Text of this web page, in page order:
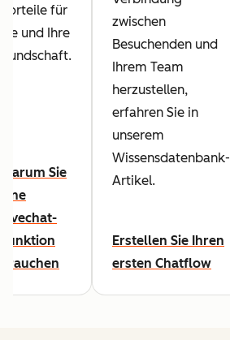
Vorteile für
Sie und Ihre
Kundschaft.
Warum Sie
eine
Livechat-
Funktion
brauchen
zwischen
Besuchenden und
Ihrem Team
herzustellen,
erfahren Sie in
unserem
Wissensdatenbank-
Artikel.
Erstellen Sie Ihren
ersten Chatflow